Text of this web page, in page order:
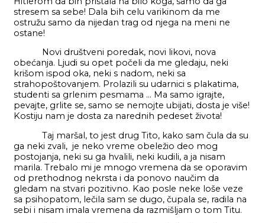
stresem sa sebe! Dala bih celu varikinom da me
ostružu samo da nijedan trag od njega na meni ne
ostane!
Novi društveni poredak, novi likovi, nova
obećanja. Ljudi su opet počeli da me gledaju, neki
krišom ispod oka, neki s nadom, neki sa
strahopoštovanjem. Prolazili su udarnici s plakatima,
studenti sa grlenim pesmama … Ma samo igrajte,
pevajte, grlite se, samo se nemojte ubijati, dosta je više!
Kostiju nam je dosta za narednih pedeset života!
Taj maršal, to jest drug Tito, kako sam čula da su
ga neki zvali, je neko vreme obeležio deo mog
postojanja, neki su ga hvalili, neki kudili, a ja nisam
marila. Trebalo mi je mnogo vremena da se oporavim
od prethodnog nekrsta i da ponovo naučim da
gledam na stvari pozitivno. Kao posle neke loše veze
sa psihopatom, lečila sam se dugo, čupala se, radila na
sebi i nisam imala vremena da razmišljam o tom Titu.